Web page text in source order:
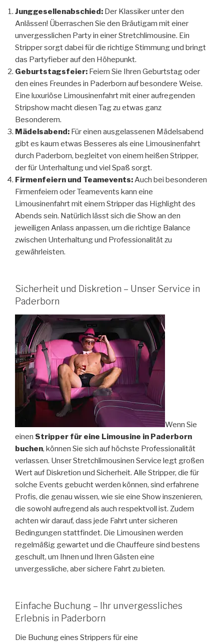
Junggesellenabschied: Der Klassiker unter den
Anlässen! Überraschen Sie den Bräutigam mit einer
unvergesslichen Party in einer Stretchlimousine. Ein
Stripper sorgt dabei für die richtige Stimmung und bringt
das Partyfieber auf den Höhepunkt.
Geburtstagsfeier: Feiern Sie Ihren Geburtstag oder
den eines Freundes in Paderborn auf besondere Weise.
Eine luxuriöse Limousinenfahrt mit einer aufregenden
Stripshow macht diesen Tag zu etwas ganz
Besonderem.
Mädelsabend: Für einen ausgelassenen Mädelsabend
gibt es kaum etwas Besseres als eine Limousinenfahrt
durch Paderborn, begleitet von einem heißen Stripper,
der für Unterhaltung und viel Spaß sorgt.
Firmenfeiern und Teamevents: Auch bei besonderen
Firmenfeiern oder Teamevents kann eine
Limousinenfahrt mit einem Stripper das Highlight des
Abends sein. Natürlich lässt sich die Show an den
jeweiligen Anlass anpassen, um die richtige Balance
zwischen Unterhaltung und Professionalität zu
gewährleisten.
Sicherheit und Diskretion – Unser Service in
Paderborn
Wenn Sie
einen Stripper für eine Limousine in Paderborn
buchen, können Sie sich auf höchste Professionalität
verlassen. Unser Stretchlimousinen Service legt großen
Wert auf Diskretion und Sicherheit. Alle Stripper, die für
solche Events gebucht werden können, sind erfahrene
Profis, die genau wissen, wie sie eine Show inszenieren,
die sowohl aufregend als auch respektvoll ist. Zudem
achten wir darauf, dass jede Fahrt unter sicheren
Bedingungen stattfindet. Die Limousinen werden
regelmäßig gewartet und die Chauffeure sind bestens
geschult, um Ihnen und Ihren Gästen eine
unvergessliche, aber sichere Fahrt zu bieten.
Einfache Buchung – Ihr unvergessliches
Erlebnis in Paderborn
Die Buchung eines Strippers für eine